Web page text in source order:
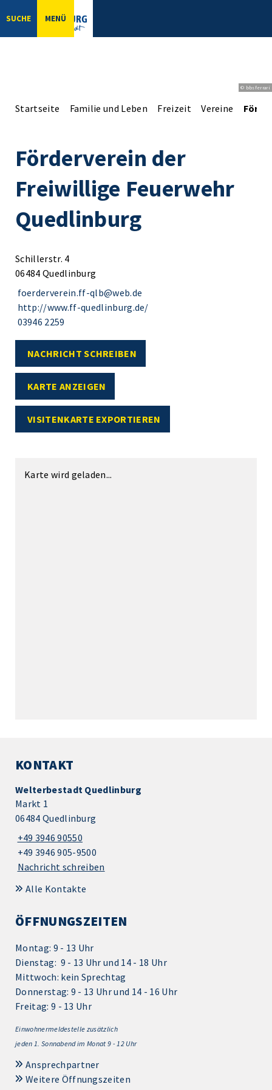
SUCHE MENÜ
© bbsferrari
Startseite Familie und Leben Freizeit Vereine
Förderverein der
Freiwillige Feuerwehr
Quedlinburg
Schillerstr. 4
06484 Quedlinburg
foerderverein.ff-qlb@web.de
http://www.ff-quedlinburg.de/
03946 2259
NACHRICHT SCHREIBEN
KARTE ANZEIGEN
VISITENKARTE EXPORTIEREN
Karte wird geladen...
KONTAKT
Welterbestadt Quedlinburg
Markt 1
06484 Quedlinburg
+49 3946 90550
+49 3946 905-9500
Nachricht schreiben
Alle Kontakte
ÖFFNUNGSZEITEN
Montag: 9 - 13 Uhr
Dienstag: 9 - 13 Uhr und 14 - 18 Uhr
Mittwoch: kein Sprechtag
Donnerstag: 9 - 13 Uhr und 14 - 16 Uhr
Freitag: 9 - 13 Uhr
Einwohnermeldestelle zusätzlich
jeden 1. Sonnabend im Monat 9 - 12 Uhr
Ansprechpartner
Weitere Öffnungszeiten